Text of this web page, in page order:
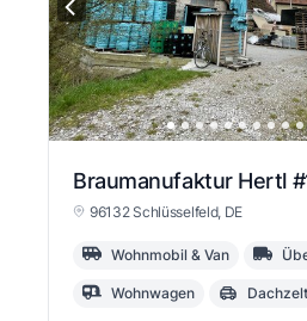
96132 Schlüsselfeld, DE
Wohnmobil & Van
Wohnwagen Dachzelt